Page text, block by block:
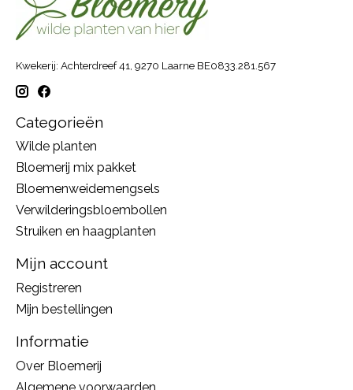
Kwekerij: Achterdreef 41, 9270 Laarne BE0833.281.567
Categorieën
Wilde planten
Bloemerij mix pakket
Bloemenweidemengsels
Verwilderingsbloembollen
Struiken en haagplanten
Mijn account
Registreren
Mijn bestellingen
Informatie
Over Bloemerij
Algemene voorwaarden